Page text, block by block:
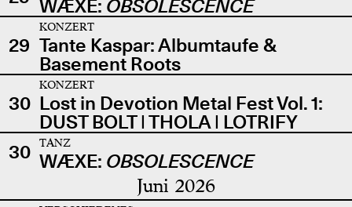
WÆXE: OBSOLESCENCE
29
KONZERT
Tante Kaspar: Albumtaufe &
Basement Roots
30
KONZERT
Lost in Devotion Metal Fest Vol. 1:
DUST BOLT | THOLA | LOTRIFY
30
TANZ
WÆXE: OBSOLESCENCE
Juni 2026